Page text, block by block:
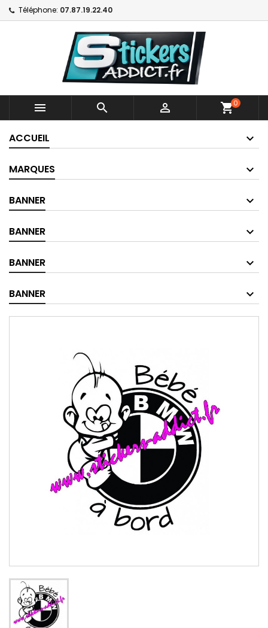
Téléphone: 07.87.19.22.40
   shopping_cart0
ACCUEIL
MARQUES
BANNER
BANNER
BANNER
BANNER